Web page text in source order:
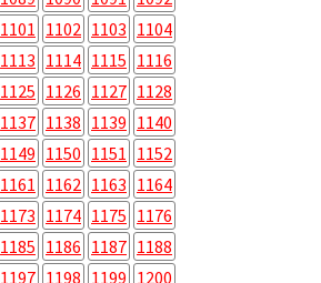
1101 1102 1103 1104
1113 1114 1115 1116
1125 1126 1127 1128
1137 1138 1139 1140
1149 1150 1151 1152
1161 1162 1163 1164
1173 1174 1175 1176
1185 1186 1187 1188
1197 1198 1199 1200